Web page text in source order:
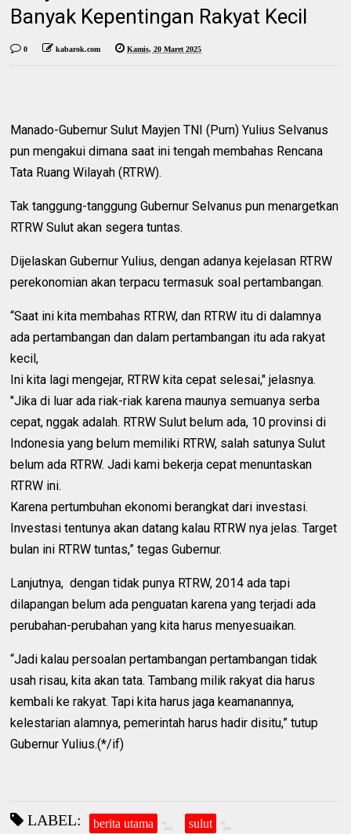
Banyak Kepentingan Rakyat Kecil
0 kabarok.com Kamis, 20 Maret 2025
Manado-Gubernur Sulut Mayjen TNI (Purn) Yulius Selvanus
pun mengakui dimana saat ini tengah membahas Rencana
Tata Ruang Wilayah (RTRW).
Tak tanggung-tanggung Gubernur Selvanus pun menargetkan
RTRW Sulut akan segera tuntas.
Dijelaskan Gubernur Yulius, dengan adanya kejelasan RTRW
perekonomian akan terpacu termasuk soal pertambangan.
“Saat ini kita membahas RTRW, dan RTRW itu di dalamnya
ada pertambangan dan dalam pertambangan itu ada rakyat
kecil,
Ini kita lagi mengejar, RTRW kita cepat selesai," jelasnya.
"Jika di luar ada riak-riak karena maunya semuanya serba
cepat, nggak adalah. RTRW Sulut belum ada, 10 provinsi di
Indonesia yang belum memiliki RTRW, salah satunya Sulut
belum ada RTRW. Jadi kami bekerja cepat menuntaskan
RTRW ini.
Karena pertumbuhan ekonomi berangkat dari investasi.
Investasi tentunya akan datang kalau RTRW nya jelas. Target
bulan ini RTRW tuntas,” tegas Gubernur.
Lanjutnya, dengan tidak punya RTRW, 2014 ada tapi
dilapangan belum ada penguatan karena yang terjadi ada
perubahan-perubahan yang kita harus menyesuaikan.
“Jadi kalau persoalan pertambangan pertambangan tidak
usah risau, kita akan tata. Tambang milik rakyat dia harus
kembali ke rakyat. Tapi kita harus jaga keamanannya,
kelestarian alamnya, pemerintah harus hadir disitu,” tutup
Gubernur Yulius.(*/if)
LABEL: berita utama sulut